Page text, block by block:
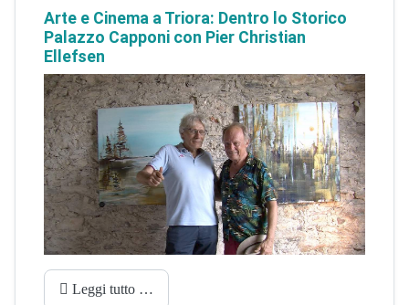
Arte e Cinema a Triora: Dentro lo Storico
Palazzo Capponi con Pier Christian
Ellefsen
Leggi tutto …